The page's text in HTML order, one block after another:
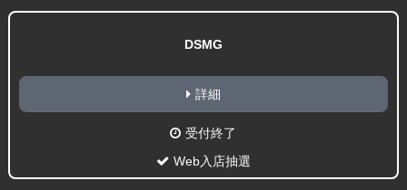
DSMG
詳細
受付終了
Web入店抽選